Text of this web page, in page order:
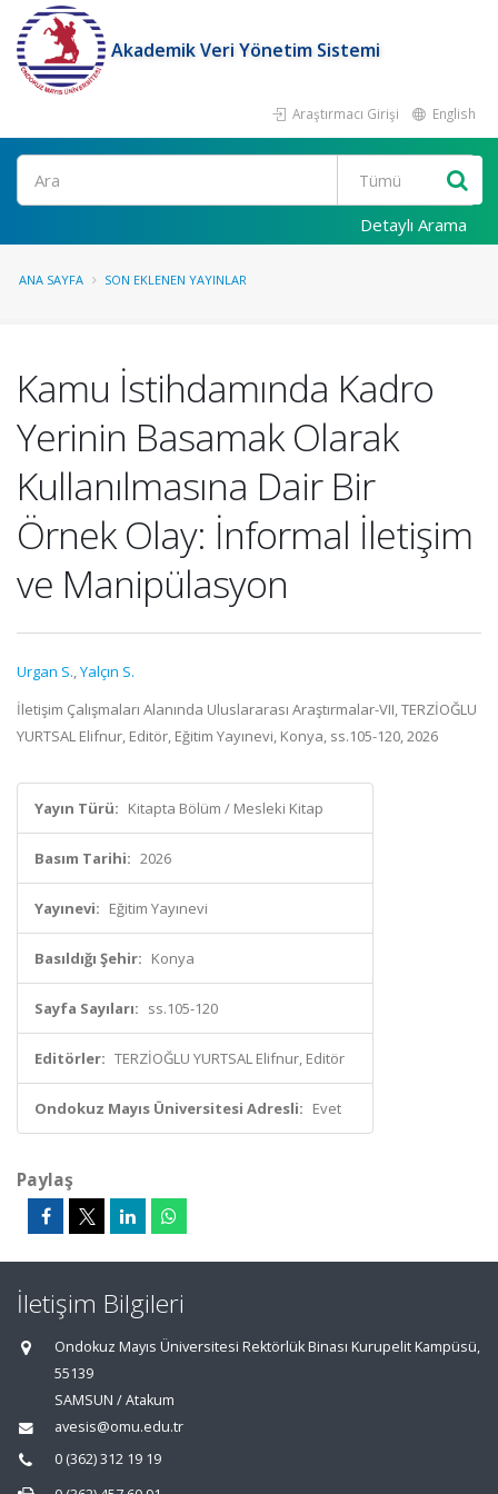
Akademik Veri Yönetim Sistemi
Araştırmacı Girişi English
Ara
Detaylı Arama
ANA SAYFA SON EKLENEN YAYINLAR
Kamu İstihdamında Kadro
Yerinin Basamak Olarak
Kullanılmasına Dair Bir
Örnek Olay: İnformal İletişim
ve Manipülasyon
Urgan S.,Yalçın S.
İletişim Çalışmaları Alanında Uluslararası Araştırmalar-VII, TERZİOĞLU
YURTSAL Elifnur, Editör, Eğitim Yayınevi, Konya, ss.105-120, 2026
Yayın Türü: Kitapta Bölüm / Mesleki Kitap
Basım Tarihi: 2026
Yayınevi: Eğitim Yayınevi
Basıldığı Şehir: Konya
Sayfa Sayıları: ss.105-120
Editörler: TERZİOĞLU YURTSAL Elifnur, Editör
Ondokuz Mayıs Üniversitesi Adresli: Evet
Paylaş
İletişim Bilgileri
Ondokuz Mayıs Üniversitesi Rektörlük Binası Kurupelit Kampüsü,
55139
SAMSUN / Atakum
avesis@omu.edu.tr
0 (362) 312 19 19